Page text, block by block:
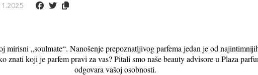
mirisni „soulmate“. Nanošenje prepoznatljivog parfema jedan je od
koji je parfem pravi za vas? Pitali smo naše beauty advisore u Plaza
odgovara vašoj osobnosti.